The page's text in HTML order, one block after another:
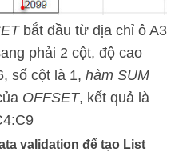
bắt đầu từ địa chỉ ô A3
phải 2 cột, độ cao
số cột là 1, hàm SUM
OFFSET, kết quả là
validation để tạo List